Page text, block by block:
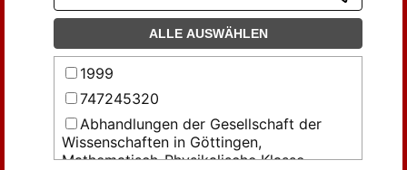
ALLE AUSWÄHLEN
1999
747245320
Abhandlungen der Gesellschaft der
Wissenschaften in Göttingen,
Mathematisch-Physikalische Klasse